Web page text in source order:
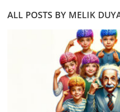
ALL POSTS BY MELIK